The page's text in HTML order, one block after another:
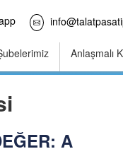
Anlaşmalı
A